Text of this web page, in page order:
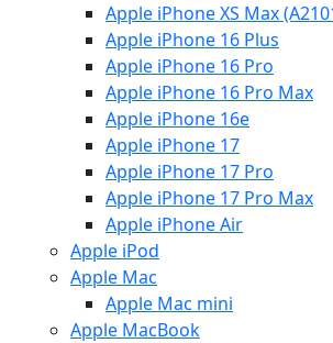
Apple iPhone XS Max
Apple iPhone 16 Plus
Apple iPhone 16 Pro
Apple iPhone 16 Pro Max
Apple iPhone 16e
Apple iPhone 17
Apple iPhone 17 Pro
Apple iPhone 17 Pro Max
Apple iPhone Air
Apple iPod
Apple Mac
Apple Mac mini
Apple MacBook